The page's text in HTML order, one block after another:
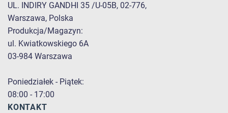
UL. INDIRY GANDHI 35 /U-05B, 02-776,
Warszawa, Polska
Produkcja/Magazyn:
ul. Kwiatkowskiego 6A
03-984 Warszawa
Poniedziałek - Piątek:
08:00 - 17:00
KONTAKT